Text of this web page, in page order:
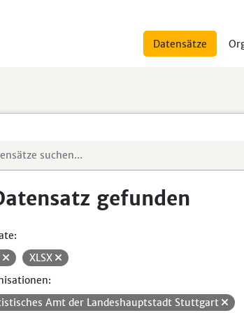
Datensätze
gefunden
XLSX
Amt der Landeshauptstadt Stuttgart